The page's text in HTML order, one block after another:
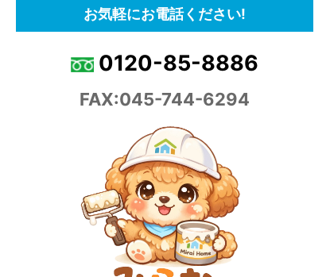
お気軽にお電話ください!
0120-85-8886
FAX:045-744-6294